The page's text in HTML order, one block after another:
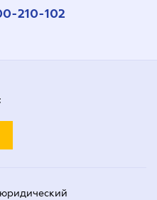
210-102